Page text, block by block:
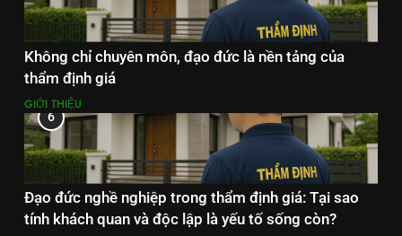
Không chỉ chuyên môn, đạo đức là nền tảng của
thẩm định giá
GIỚI THIỆU
6
Đạo đức nghề nghiệp trong thẩm định giá: Tại sao
tính khách quan và độc lập là yếu tố sống còn?